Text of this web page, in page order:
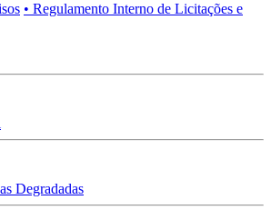
• Regulamento Interno de Licitações e
Degradadas